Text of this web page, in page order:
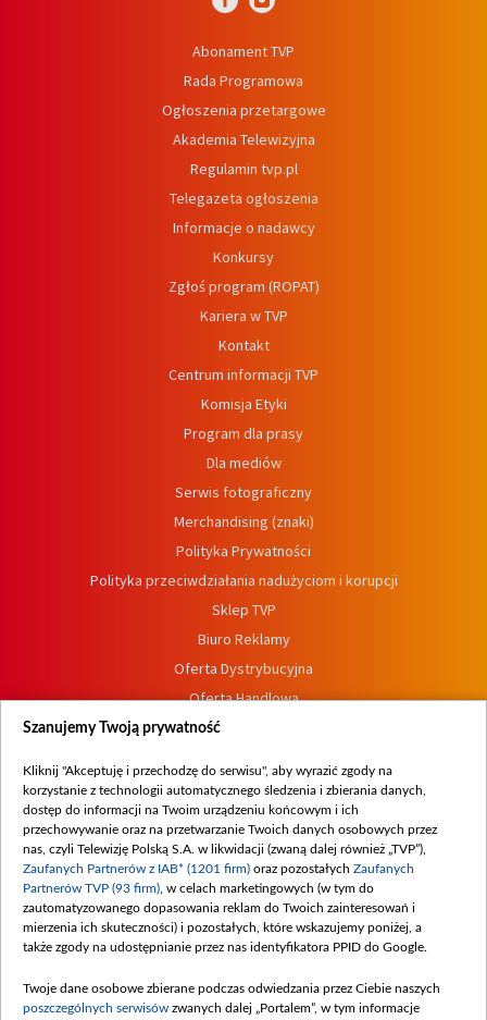
Abonament TVP
Rada Programowa
Ogłoszenia przetargowe
Akademia Telewizyjna
Regulamin tvp.pl
Telegazeta ogłoszenia
Informacje o nadawcy
Konkursy
Zgłoś program (ROPAT)
Kariera w TVP
Kontakt
Centrum informacji TVP
Komisja Etyki
Program dla prasy
Dla mediów
Serwis fotograficzny
Merchandising (znaki)
Polityka Prywatności
Polityka przeciwdziałania nadużyciom i korupcji
Sklep TVP
Biuro Reklamy
Oferta Dystrybucyjna
Oferta Handlowa
Dostępność
Procedura zgłoszeń wewnętrznych
Szanujemy Twoją prywatność
Kliknij "Akceptuję i przechodzę do serwisu", aby wyrazić zgody na
korzystanie z technologii automatycznego śledzenia i zbierania danych,
dostęp do informacji na Twoim urządzeniu końcowym i ich
przechowywanie oraz na przetwarzanie Twoich danych osobowych przez
nas, czyli Telewizję Polską S.A. w likwidacji (zwaną dalej również „TVP”),
Zaufanych Partnerów z IAB* (1201 firm) oraz pozostałych Zaufanych
Partnerów TVP (93 firm) , w celach marketingowych (w tym do
zautomatyzowanego dopasowania reklam do Twoich zainteresowań i
mierzenia ich skuteczności) i pozostałych, które wskazujemy poniżej, a
także zgody na udostępnianie przez nas identyfikatora PPID do Google.
Twoje dane osobowe zbierane podczas odwiedzania przez Ciebie naszych
poszczególnych serwisów zwanych dalej „Portalem”, w tym informacje